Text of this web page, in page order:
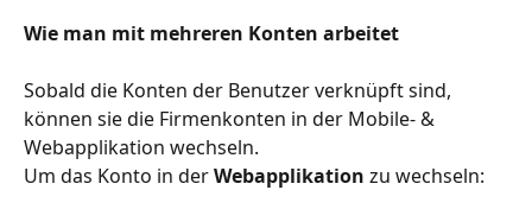
Wie man mit mehreren Konten arbeitet
Sobald die Konten der Benutzer verknüpft sind,
können sie die Firmenkonten in der Mobile- &
Webapplikation wechseln.
Um das Konto in der Webapplikation zu wechseln: